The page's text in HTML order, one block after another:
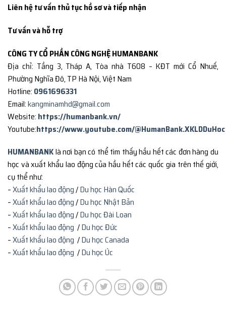
Liên hệ tư vấn thủ tục hồ sơ và tiếp nhận
Tư vấn và hỗ trợ
CÔNG TY CỔ PHẦN CÔNG NGHỆ HUMANBANK
Địa chỉ: Tầng 3, Tháp A, Tòa nhà T608 – KĐT mới Cổ Nhuế,
Phường Nghĩa Đô, TP Hà Nội, Việt Nam
Hotline: 0961696331
Email:kangminamhd@gmail.com
Website: https://humanbank.vn/
Youtube:https://www.youtube.com/@HumanBank.XKLDDuHoc
HUMANBANKlà nơi bạn có thể tìm thấy hầu hết các đơn hàng du
học và xuất khẩu lao động của hầu hết các quốc gia trên thế giới,
cụ thể như:
–Xuất khẩu lao động/Du học Hàn Quốc
–Xuất khẩu lao động/Du học Nhật Bản
–Xuất khẩu lao động/Du học Đài Loan
–Xuất khẩu lao động /Du học Đức
–Xuất khẩu lao động /Du học Canada
–Xuất khẩu lao động /Du học Úc